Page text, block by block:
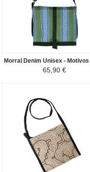
65,90 €